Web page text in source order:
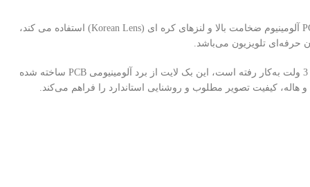
کارخانه استرن استار (Eastern Star) یکی از قدیمی‌ترین و معتبرترین تولیدکنندگان بک لایت تلویزیون در کشور چین است که از مواد اولیه با کیفیت ، برد PCB آلومینیوم ضخامت بالا و لنزهای کره ای (Korean Lens) استفاده می کند،
حرفه‌ای تلویزیون می‌باشد.
بوده و دارای 12 شاخه است که در هر ردیف 7 عدد LED لنزدار با ولتاژ 3 ولت به‌کار رفته است، این بک لایت از برد آلومینیومی PCB ساخته شده
کیفیت تصویر مطلوب و روشنایی استاندارد را فراهم می‌کند.